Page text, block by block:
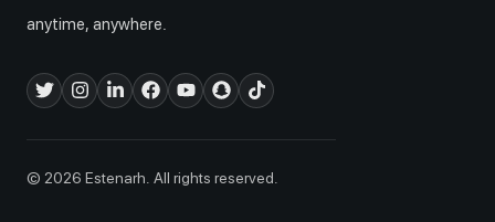
anytime, anywhere.
© 2026 Estenarh. All rights reserved.